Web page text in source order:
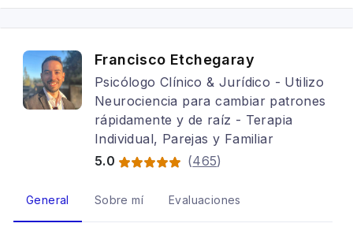
Psicooncología, Terapia para la ansiedad,
Mindfulness, Estrés postraumático
Francisco Etchegaray
Psicólogo Clínico & Jurídico - Utilizo
Neurociencia para cambiar patrones
rápidamente y de raíz - Terapia
Individual, Parejas y Familiar
5.0
(465)
General Sobre mí Evaluaciones